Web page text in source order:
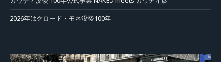
2026年はクロード・モネ没後100年